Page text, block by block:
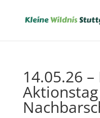
14.05.26